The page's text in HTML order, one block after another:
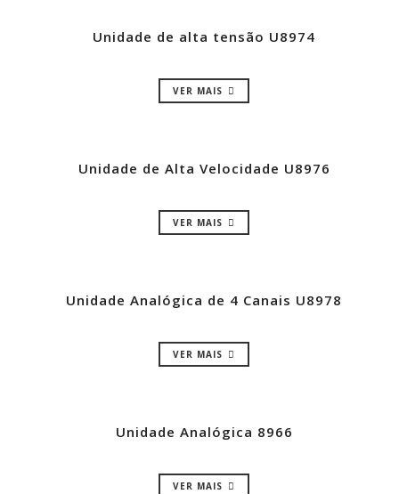
Unidade de alta tensão U8974
VER MAIS
Unidade de Alta Velocidade U8976
VER MAIS
Unidade Analógica de 4 Canais U8978
VER MAIS
Unidade Analógica 8966
VER MAIS